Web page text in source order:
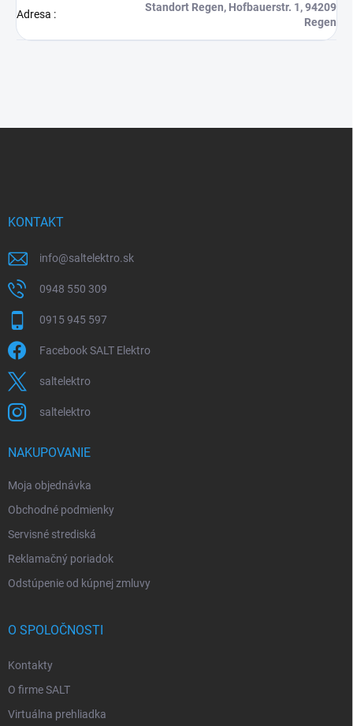
Adresa :
Standort Regen, Hofbauerstr. 1, 94209
Regen
KONTAKT
info@saltelektro.sk
0948 550 309
0915 945 597
Facebook SALT Elektro
saltelektro
saltelektro
NAKUPOVANIE
Moja objednávka
Obchodné podmienky
Servisné strediská
Reklamačný poriadok
Odstúpenie od kúpnej zmluvy
O SPOLOČNOSTI
Kontakty
O firme SALT
Virtuálna prehliadka